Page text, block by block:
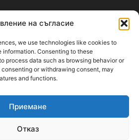
на съгласие
we use technologies like cookies to
Consenting to these
process data such as browsing behavior or
or withdrawing consent, may
and functions.
Приемане
Отказ
ABOUT US
пловдивска изцяло футболна
медия!
plovdivderby.com@gmail.com
FOLLOW US